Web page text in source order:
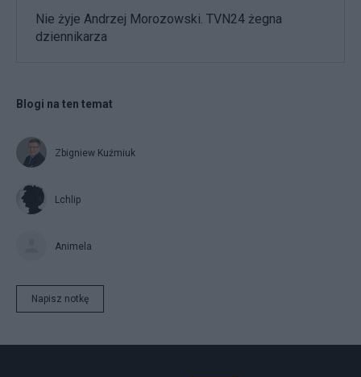
Nie żyje Andrzej Morozowski. TVN24 żegna
dziennikarza
Blogi na ten temat
Zbigniew Kuźmiuk
Lchlip
Animela
Napisz notkę